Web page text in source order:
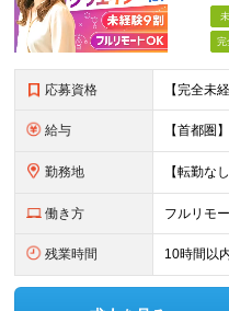
完
応募資格
給与
勤務地
働き方 フルリモ
残業時間 10時間以